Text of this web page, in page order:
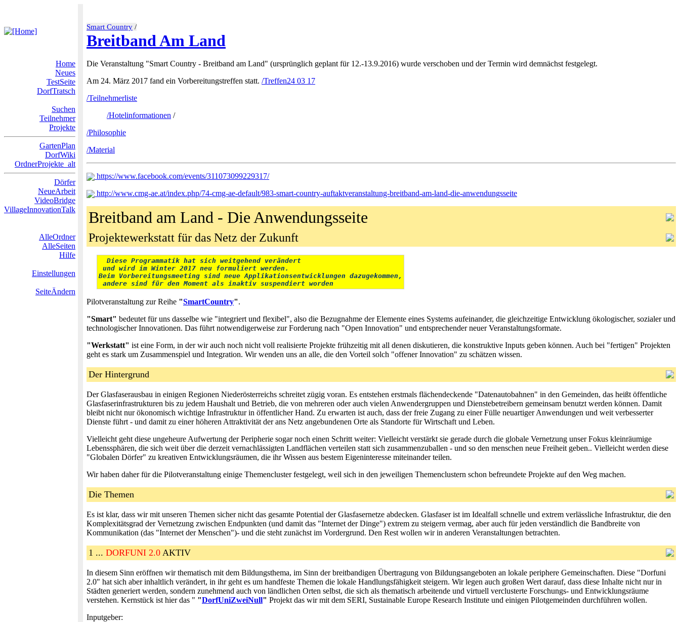
Smart Country /
Breitband Am Land
Home
Neues
TestSeite
DorfTratsch
Suchen
Teilnehmer
Projekte
GartenPlan
DorfWiki
OrdnerProjekte_alt
Dörfer
NeueArbeit
VideoBridge
VillageInnovationTalk
AlleOrdner
AlleSeiten
Hilfe
Einstellungen
SeiteÄndern
Die Veranstaltung "Smart Country - Breitband am Land" (ursprünglich geplant für 12.-13.9.2016) wurde verschoben und der Termin wird demnächst festgelegt.
Am 24. März 2017 fand ein Vorbereitungstreffen statt. /Treffen24 03 17
/Teilnehmerliste
/Hotelinformationen /
/Philosophie
/Material
https://www.facebook.com/events/311073099229317/
http://www.cmg-ae.at/index.php/74-cmg-ae-default/983-smart-country-auftaktveranstaltung-breitband-am-land-die-anwendungsseite
Breitband am Land - Die Anwendungsseite
Projektewerkstatt für das Netz der Zukunft
  Diese Programmatik hat sich weitgehend verändert
und wird im Winter 2017 neu formuliert werden.
Beim Vorbereitungsmeeting sind neue Applikationsentwicklungen dazugekommen,
andere sind für den Moment als inaktiv suspendiert worden
Pilotveranstaltung zur Reihe "SmartCountry".
"Smart" bedeutet für uns dasselbe wie "integriert und flexibel", also die Bezugnahme der Elemente eines Systems aufeinander, die gleichzeitige Entwicklung ökologischer, sozialer und
technologischer Innovationen. Das führt notwendigerweise zur Forderung nach "Open Innovation" und entsprechender neuer Veranstaltungsformate.
"Werkstatt" ist eine Form, in der wir auch noch nicht voll realisierte Projekte frühzeitig mit all denen diskutieren, die konstruktive Inputs geben können. Auch bei "fertigen" Projekten
geht es stark um Zusammenspiel und Integration. Wir wenden uns an alle, die den Vorteil solch "offener Innovation" zu schätzen wissen.
Der Hintergrund
Der Glasfaserausbau in einigen Regionen Niederösterreichs schreitet zügig voran. Es entstehen erstmals flächendeckende "Datenautobahnen" in den Gemeinden, das heißt öffentliche
Glasfaserinfrastrukturen bis zu jedem Haushalt und Betrieb, die von mehreren oder auch vielen Anwendergruppen und Dienstebetreibern gemeinsam benutzt werden können. Damit
bleibt nicht nur ökonomisch wichtige Infrastruktur in öffentlicher Hand. Zu erwarten ist auch, dass der freie Zugang zu einer Fülle neuartiger Anwendungen und weit verbesserter
Dienste führt - und damit zu einer höheren Attraktivität der ans Netz angebundenen Orte als Standorte für Wirtschaft und Leben.
Vielleicht geht diese ungeheure Aufwertung der Peripherie sogar noch einen Schritt weiter: Vielleicht verstärkt sie gerade durch die globale Vernetzung unser Fokus kleinräumige
Lebenssphären, die sich weit über die derzeit vernachlässigten Landflächen verteilen statt sich zusammenzuballen - und so den menschen neue Freiheit geben.. Vielleicht werden diese
"Globalen Dörfer" zu kreativen Entwicklungsräumen, die ihr Wissen aus bestem Eigeninteresse miteinander teilen.
Wir haben daher für die Pilotveranstaltung einige Themencluster festgelegt, weil sich in den jeweiligen Themenclustern schon befreundete Projekte auf den Weg machen.
Die Themen
Es ist klar, dass wir mit unseren Themen sicher nicht das gesamte Potential der Glasfasernetze abdecken. Glasfaser ist im Idealfall schnelle und extrem verlässliche Infrastruktur, die den
Komplexitätsgrad der Vernetzung zwischen Endpunkten (und damit das "Internet der Dinge") extrem zu steigern vermag, aber auch für jeden verständlich die Bandbreite von
Kommunikation (das "Internet der Menschen")- und die steht zunächst im Vordergrund. Den Rest wollen wir in anderen Veranstaltungen betrachten.
1 ... DORFUNI 2.0 AKTIV
In diesem Sinn eröffnen wir thematisch mit dem Bildungsthema, im Sinn der breitbandigen Übertragung von Bildungsangeboten an lokale periphere Gemeinschaften. Diese "Dorfuni
2.0" hat sich aber inhaltlich verändert, in ihr geht es um handfeste Themen die lokale Handlungsfähigkeit steigern. Wir legen auch großen Wert darauf, dass diese Inhalte nicht nur in
Städten generiert werden, sondern zunehmend auch von ländlichen Orten selbst, die sich als thematisch arbeitende und virtuell verclusterte Forschungs- und Entwicklungsräume
verstehen. Kernstück ist hier das " "DorfUniZweiNull" Projekt das wir mit dem SERI, Sustainable Europe Research Institute und einigen Pilotgemeinden durchführen wollen.
Inputgeber: